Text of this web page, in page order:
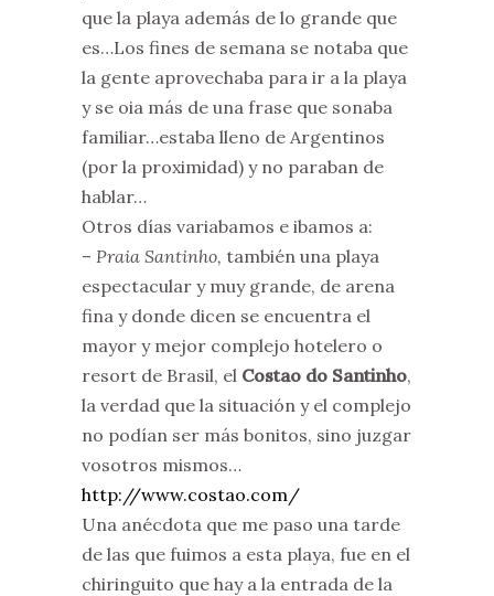
que la playa además de lo grande que
es…Los fines de semana se notaba que
la gente aprovechaba para ir a la playa
y se oia más de una frase que sonaba
familiar…estaba lleno de Argentinos
(por la proximidad) y no paraban de
hablar…
Otros días variabamos e ibamos a:
– Praia Santinho, también una playa
espectacular y muy grande, de arena
fina y donde dicen se encuentra el
mayor y mejor complejo hotelero o
resort de Brasil, el Costao do Santinho,
la verdad que la situación y el complejo
no podían ser más bonitos, sino juzgar
vosotros mismos…
http://www.costao.com/
Una anécdota que me paso una tarde
de las que fuimos a esta playa, fue en el
chiringuito que hay a la entrada de la